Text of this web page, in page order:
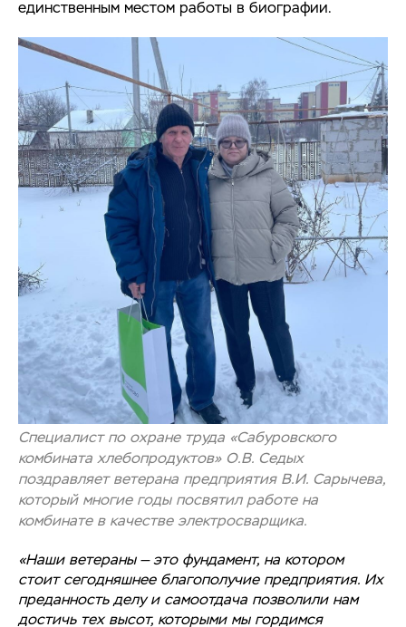
единственным местом работы в биографии.
Специалист по охране труда «Сабуровского
комбината хлебопродуктов» О.В. Седых
поздравляет ветерана предприятия В.И. Сарычева,
который многие годы посвятил работе на
комбинате в качестве электросварщика.
«Наши ветераны — это фундамент, на котором
стоит сегодняшнее благополучие предприятия. Их
преданность делу и самоотдача позволили нам
достичь тех высот, которыми мы гордимся